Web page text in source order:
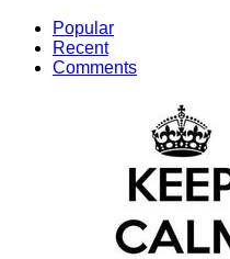
Popular
Recent
Comments